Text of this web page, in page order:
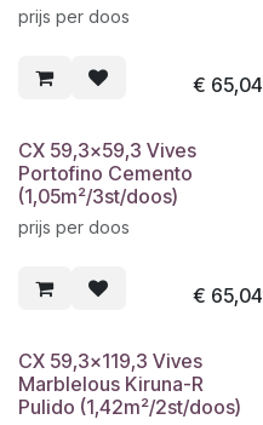
prijs per doos
€ 65,04
CX 59,3x59,3 Vives
Portofino Cemento
(1,05m²/3st/doos)
prijs per doos
€ 65,04
CX 59,3x119,3 Vives
Marblelous Kiruna-R
Pulido (1,42m²/2st/doos)